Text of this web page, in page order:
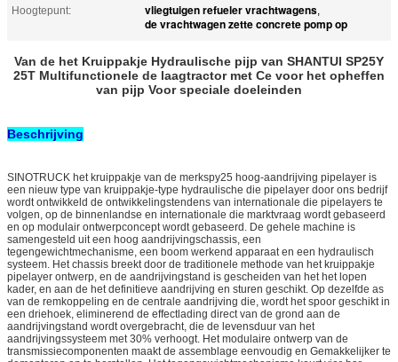
Hoogtepunt:
vliegtuigen refueler vrachtwagens,
de vrachtwagen zette concrete pomp op
Van de het Kruippakje Hydraulische pijp van SHANTUI SP25Y
25T Multifunctionele de laagtractor met Ce voor het opheffen
van pijp Voor speciale doeleinden
Beschrijving
SINOTRUCK het kruippakje van de merkspy25 hoog-aandrijving pipelayer is
een nieuw type van kruippakje-type hydraulische die pipelayer door ons bedrijf
wordt ontwikkeld de ontwikkelingstendens van internationale die pipelayers te
volgen, op de binnenlandse en internationale die marktvraag wordt gebaseerd
en op modulair ontwerpconcept wordt gebaseerd. De gehele machine is
samengesteld uit een hoog aandrijvingschassis, een
tegengewichtmechanisme, een boom werkend apparaat en een hydraulisch
systeem. Het chassis breekt door de traditionele methode van het kruippakje
pipelayer ontwerp, en de aandrijvingstand is gescheiden van het het lopen
kader, en aan de het definitieve aandrijving en sturen geschikt. Op dezelfde as
van de remkoppeling en de centrale aandrijving die, wordt het spoor geschikt in
een driehoek, eliminerend de effectlading direct van de grond aan de
aandrijvingstand wordt overgebracht, die de levensduur van het
aandrijvingssysteem met 30% verhoogt. Het modulaire ontwerp van de
transmissiecomponenten maakt de assemblage eenvoudig en Gemakkelijker te